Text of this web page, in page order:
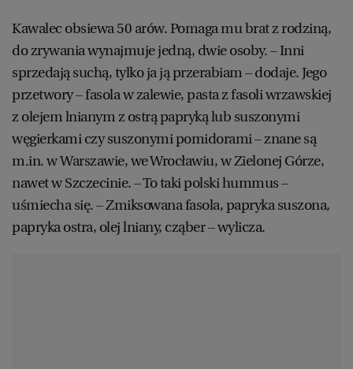
Kawalec obsiewa 50 arów. Pomaga mu brat z rodziną,
do zrywania wynajmuje jedną, dwie osoby. – Inni
sprzedają suchą, tylko ja ją przerabiam – dodaje. Jego
przetwory – fasola w zalewie, pasta z fasoli wrzawskiej
z olejem lnianym z ostrą papryką lub suszonymi
węgierkami czy suszonymi pomidorami – znane są
m.in. w Warszawie, we Wrocławiu, w Zielonej Górze,
nawet w Szczecinie. – To taki polski hummus –
uśmiecha się. – Zmiksowana fasola, papryka suszona,
papryka ostra, olej lniany, cząber – wylicza.